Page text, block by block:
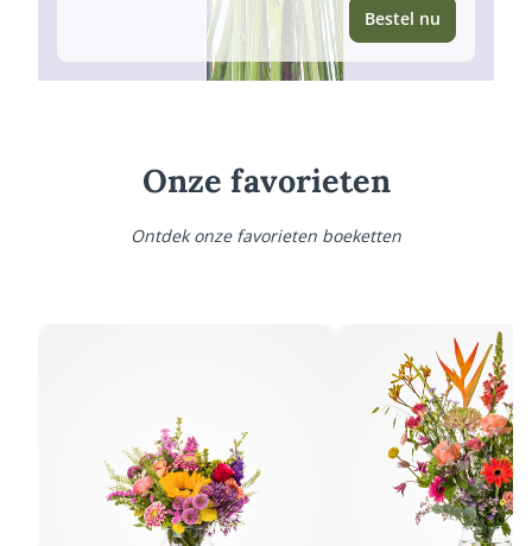
Bestel nu
Onze favorieten
Ontdek onze favorieten boeketten